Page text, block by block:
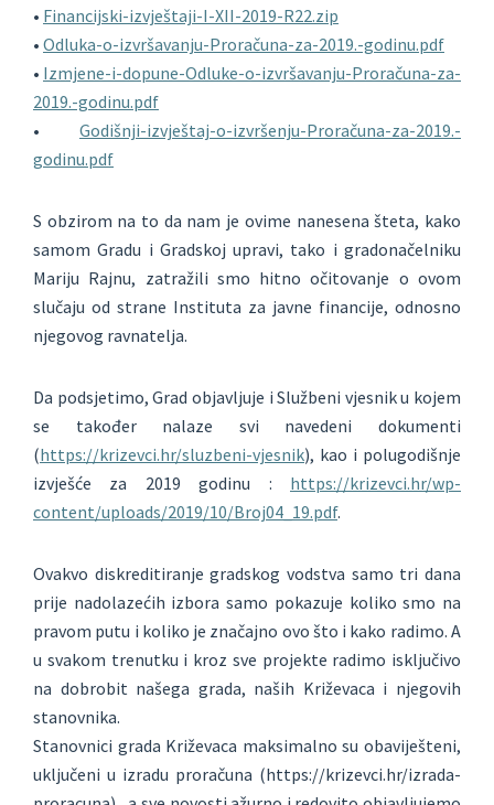
• Financijski-izvještaji-I-XII-2019-R22.zip
• Odluka-o-izvršavanju-Proračuna-za-2019.-godinu.pdf
• Izmjene-i-dopune-Odluke-o-izvršavanju-Proračuna-za-
2019.-godinu.pdf
• Godišnji-izvještaj-o-izvršenju-Proračuna-za-2019.-
godinu.pdf
S obzirom na to da nam je ovime nanesena šteta, kako
samom Gradu i Gradskoj upravi, tako i gradonačelniku
Mariju Rajnu, zatražili smo hitno očitovanje o ovom
slučaju od strane Instituta za javne financije, odnosno
njegovog ravnatelja.
Da podsjetimo, Grad objavljuje i Službeni vjesnik u kojem
se također nalaze svi navedeni dokumenti
(https://krizevci.hr/sluzbeni-vjesnik), kao i polugodišnje
izvješće za 2019 godinu : https://krizevci.hr/wp-
content/uploads/2019/10/Broj04_19.pdf.
Ovakvo diskreditiranje gradskog vodstva samo tri dana
prije nadolazećih izbora samo pokazuje koliko smo na
pravom putu i koliko je značajno ovo što i kako radimo. A
u svakom trenutku i kroz sve projekte radimo isključivo
na dobrobit našega grada, naših Križevaca i njegovih
stanovnika.
Stanovnici grada Križevaca maksimalno su obaviješteni,
uključeni u izradu proračuna (https://krizevci.hr/izrada-